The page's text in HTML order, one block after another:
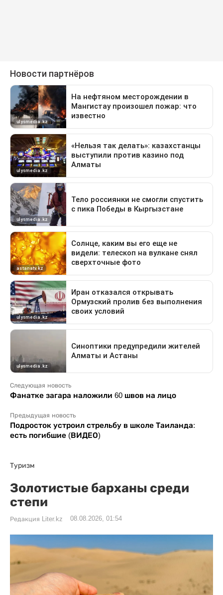
Следующая новость
Фанатке загара наложили 60 швов на лицо
Предыдущая новость
Подросток устроил стрельбу в школе Таиланда:
есть погибшие (ВИДЕО)
Туризм
Золотистые барханы среди
степи
Редакция Liter.kz 08.08.2026, 01:54